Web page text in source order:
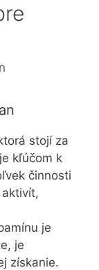
stojí za
kľúčom k
činnosti
je
je
získanie.